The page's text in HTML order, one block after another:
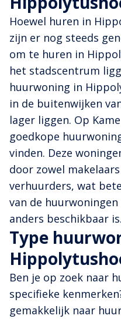
Hoewel huren in
zijn er nog steeds
om te huren in
het stadscentrum
huurwoning in
in de buitenwijken
lager liggen. Op
goedkope
vinden. Deze
door zowel
verhuurders, wat
van de
anders beschikbaar is.
Type
Ben je op zoek naar
specifieke
gemakkelijk naar